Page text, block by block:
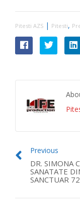
Pitesti AZS | Pitesti,
Previous
DR. SIMONA
SANATATE
SANCTUAR